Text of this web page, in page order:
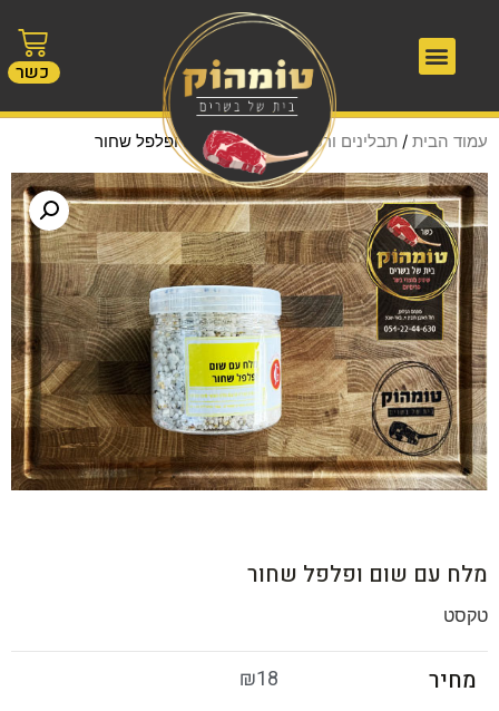
כשר
עמוד הבית / תבלינים ורטבים / מלח עם שום ופלפל שחור
מלח עם שום ופלפל שחור
טקסט
מחיר ₪18